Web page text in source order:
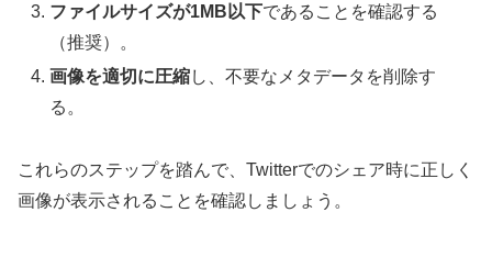
ファイルサイズが1MB以下であることを確認する
（推奨）。
画像を適切に圧縮し、不要なメタデータを削除す
る。
これらのステップを踏んで、Twitterでのシェア時に正しく
画像が表示されることを確認しましょう。